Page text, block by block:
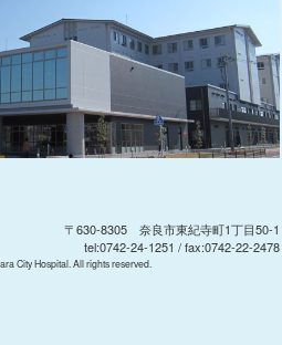
〒630-8305 奈良市東紀寺町1丁目50-1
tel:0742-24-1251 / fax:0742-22-2478
City Hospital. All rights reserved.